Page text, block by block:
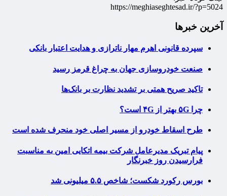
https://meghiaseghtesad.ir/?p=5024
آخرین خبرها
سپرده قانونی اهرم مهار ناترازی و هدایت اعتبار بانکی
صنعت خودروسازی جهان به چراغ قرمز رسید
تاکید صریح همتی بر تشدید نظارت بر بانک‌ها
چرا ۵G بهتر از ۴G است؟
طرح اسقاط خودرو از مسیر اصلی خود منحرف شده است
پیام تبریک مدیرعامل شرکت بیمه اتکایی امین به مناسبت
فرارسیدن روز خبرنگار
بورس رکورد شکست؛ شاخص ۵.۵ میلیونی شد